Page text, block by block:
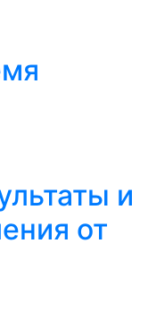
и
от